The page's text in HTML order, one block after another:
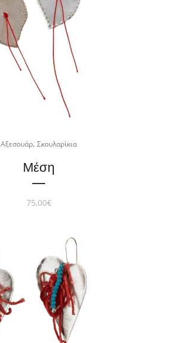
Αξεσουάρ, Σκουλαρίκια
Μέση
75,00€